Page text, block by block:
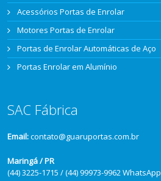
Acessórios Portas de Enrolar
Motores Portas de Enrolar
Portas de Enrolar Automáticas de Aço
Portas Enrolar em Alumínio
SAC Fábrica
Email:contato@guaruportas.com.br
Maringá / PR
(44) 3225-1715 / (44) 99973-9962 WhatsApp